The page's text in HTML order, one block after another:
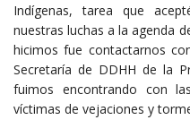
Indígenas, tarea que
nuestras luchas a la agenda
hicimos fue contactarnos
Secretaría de DDHH de la
fuimos encontrando con
víctimas de vejaciones y